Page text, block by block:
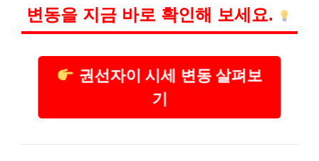
변동을 지금 바로 확인해 보세요.
권선자이 시세 변동 살펴보
기